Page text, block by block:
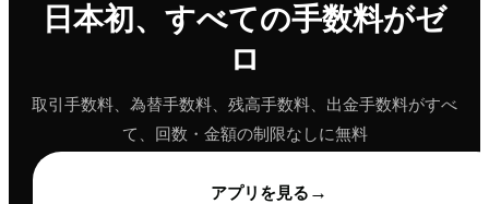
日本初、すべての手数料がゼ
ロ
取引手数料、為替手数料、残高手数料、出金手数料がすべ
て、回数・金額の制限なしに無料
アプリを見る →